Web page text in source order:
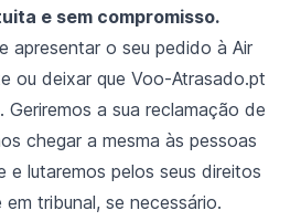
e sem compromisso.
apresentar o seu pedido à Air
ou deixar que Voo-Atrasado.pt
a sua reclamação de
chegar a mesma às pessoas
e lutaremos pelos seus direitos
tribunal, se necessário.